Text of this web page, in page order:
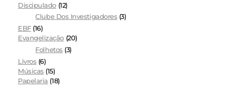
Discipulado (12)
Clube Dos Investigadores (3)
EBF (16)
Evangelização (20)
Folhetos (3)
Livros (6)
Músicas (15)
Papelaria (18)